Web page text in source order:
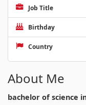
Job Title
Birthday
Country
About Me
bachelor of science